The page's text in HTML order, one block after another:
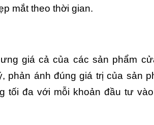
mắt theo thời gian.
giá cả của các sản phẩm
phản ánh đúng giá trị của sản
tối đa với mỗi khoản đầu tư